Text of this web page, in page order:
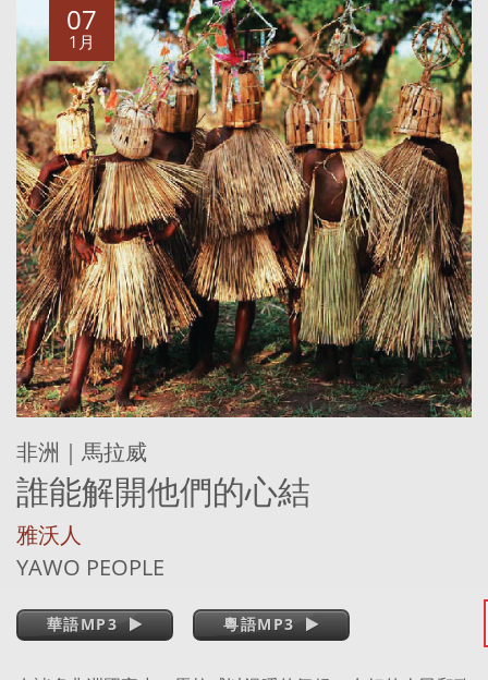
非洲｜馬拉威
誰能解開他們的心結
雅沃人
YAWO PEOPLE
07
1月
華語MP3 粵語MP3